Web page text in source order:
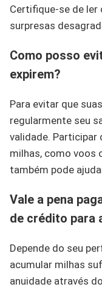
Certifique-se de
surpresas
Como posso
expirem?
Para evitar que
regularmente seu
validade. Participar
milhas, como voos
também pode
Vale a pena
de crédito para
Depende do seu
acumular milhas
anuidade através